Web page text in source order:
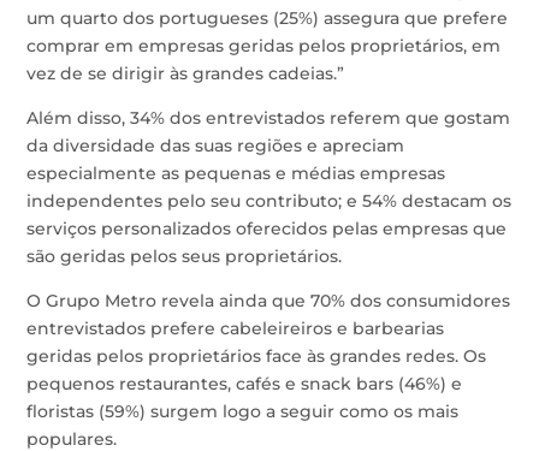
um quarto dos portugueses (25%) assegura que prefere
comprar em empresas geridas pelos proprietários, em
vez de se dirigir às grandes cadeias.”
Além disso, 34% dos entrevistados referem que gostam
da diversidade das suas regiões e apreciam
especialmente as pequenas e médias empresas
independentes pelo seu contributo; e 54% destacam os
serviços personalizados oferecidos pelas empresas que
são geridas pelos seus proprietários.
O Grupo Metro revela ainda que 70% dos consumidores
entrevistados prefere cabeleireiros e barbearias
geridas pelos proprietários face às grandes redes. Os
pequenos restaurantes, cafés e snack bars (46%) e
floristas (59%) surgem logo a seguir como os mais
populares.